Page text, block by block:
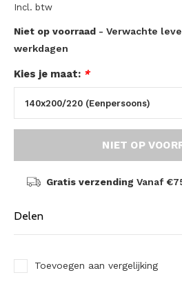
Incl. btw
Niet op voorraad - Verwachte
werkdagen
Kies je maat: *
NIET OP
Gratis verzending Vanaf
Delen
Toevoegen aan vergelijking